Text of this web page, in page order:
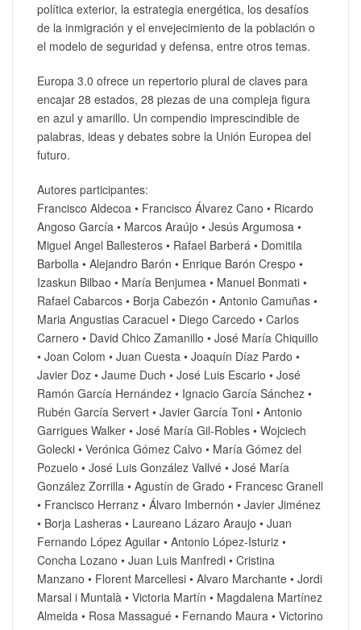
política exterior, la estrategia energética, los desafíos
de la inmigración y el envejecimiento de la población o
el modelo de seguridad y defensa, entre otros temas.
Europa 3.0 ofrece un repertorio plural de claves para
encajar 28 estados, 28 piezas de una compleja figura
en azul y amarillo. Un compendio imprescindible de
palabras, ideas y debates sobre la Unión Europea del
futuro.
Autores participantes:
Francisco Aldecoa • Francisco Álvarez Cano • Ricardo
Angoso García • Marcos Araújo • Jesús Argumosa •
Miguel Angel Ballesteros • Rafael Barberá • Domitila
Barbolla • Alejandro Barón • Enrique Barón Crespo •
Izaskun Bilbao • María Benjumea • Manuel Bonmati •
Rafael Cabarcos • Borja Cabezón • Antonio Camuñas •
Maria Angustias Caracuel • Diego Carcedo • Carlos
Carnero • David Chico Zamanillo • José María Chiquillo
• Joan Colom • Juan Cuesta • Joaquín Díaz Pardo •
Javier Doz • Jaume Duch • José Luis Escario • José
Ramón García Hernández • Ignacio García Sánchez •
Rubén García Servert • Javier García Toni • Antonio
Garrigues Walker • José María Gil-Robles • Wojciech
Golecki • Verónica Gómez Calvo • María Gómez del
Pozuelo • José Luis González Vallvé • José María
González Zorrilla • Agustín de Grado • Francesc Granell
• Francisco Herranz • Álvaro Imbernón • Javier Jiménez
• Borja Lasheras • Laureano Lázaro Araujo • Juan
Fernando López Aguilar • Antonio López-Isturiz •
Concha Lozano • Juan Luis Manfredi • Cristina
Manzano • Florent Marcellesi • Alvaro Marchante • Jordi
Marsal i Muntalà • Victoria Martín • Magdalena Martínez
Almeida • Rosa Massagué • Fernando Maura • Victorino